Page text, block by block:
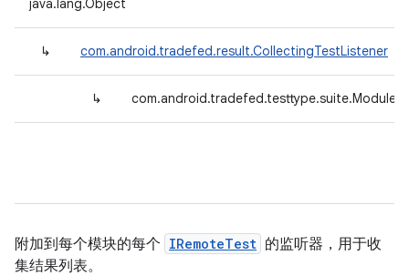
java.lang.Object
↳ com.android.tradefed.result.CollectingTestListener
↳
附加到每个模块的每个 IRemoteTest 的监听器，用于收
集结果列表。